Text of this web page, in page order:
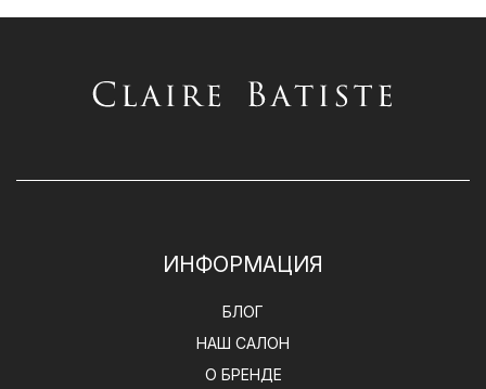
ИНФОРМАЦИЯ
БЛОГ
НАШ САЛОН
О БРЕНДЕ